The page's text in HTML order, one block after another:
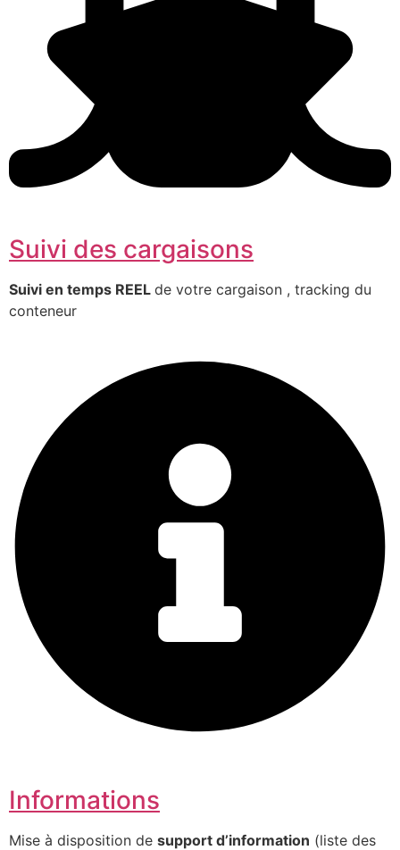
Suivi des cargaisons
Suivi en temps REEL de votre cargaison , tracking du
conteneur
Informations
Mise à disposition de support d’information (liste des